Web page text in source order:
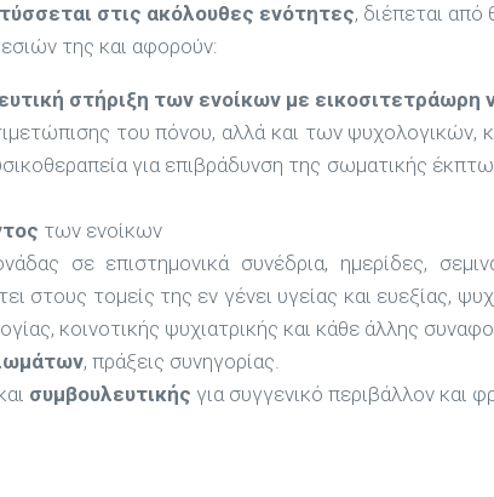
στις ακόλουθες ενότητες, διέπεται
της και αφορούν:
στήριξη των ενοίκων με εικοσιτετράωρη
του πόνου, αλλά και των ψυχολογικών,
για επιβράδυνση της σωματικής
των ενοίκων
σε επιστημονικά συνέδρια, ημερίδες,
στους τομείς της εν γένει υγείας και ευεξίας,
κοινοτικής ψυχιατρικής και κάθε άλλης
, πράξεις συνηγορίας.
συμβουλευτικής για συγγενικό περιβάλλον και